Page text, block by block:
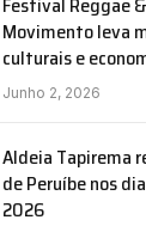
Movimento leva
culturais e
Junho 2, 2026
Aldeia Tapirema
de Peruíbe nos
2026